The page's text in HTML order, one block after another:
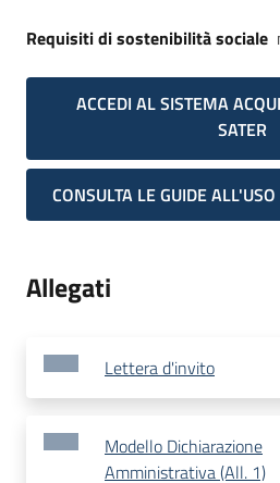
Requisiti di sostenibilità sociale
ACCEDI AL SISTEMA
SATER
CONSULTA LE GUIDE ALL'USO
Allegati
Lettera d'invito
Modello Dichiarazione
Amministrativa (All. 1)